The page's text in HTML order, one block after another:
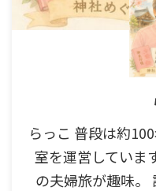
らっこ 普段は約
室を運営していま
の夫婦旅が趣味。